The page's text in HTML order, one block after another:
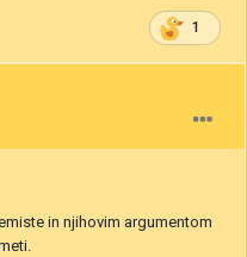
1
in njihovim argumentom